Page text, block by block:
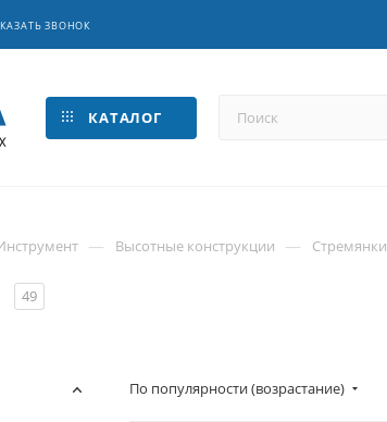
ЗВОНОК
КАТАЛОГ
— Высотные конструкции — Стремянки
49
По популярности (возрастание)